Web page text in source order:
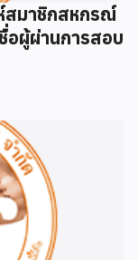
สมาชิกสหกรณ์
อผู้ผ่านการสอบ